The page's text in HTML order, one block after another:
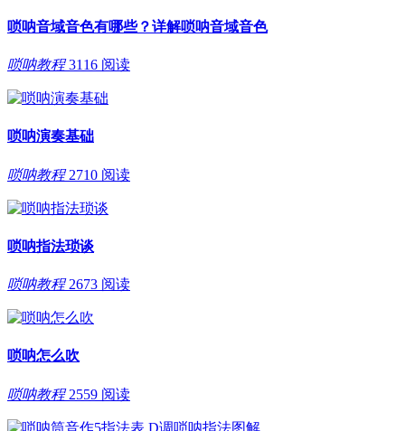
唢呐音域音色有哪些？详解唢呐音域音色
唢呐教程 3116 阅读
唢呐演奏基础
唢呐教程 2710 阅读
唢呐指法琐谈
唢呐教程 2673 阅读
唢呐怎么吹
唢呐教程 2559 阅读